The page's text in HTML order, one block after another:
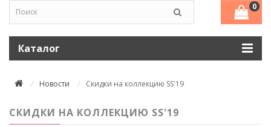
0
Каталог
Новости Скидки на коллекцию SS'19
СКИДКИ НА КОЛЛЕКЦИЮ SS'19